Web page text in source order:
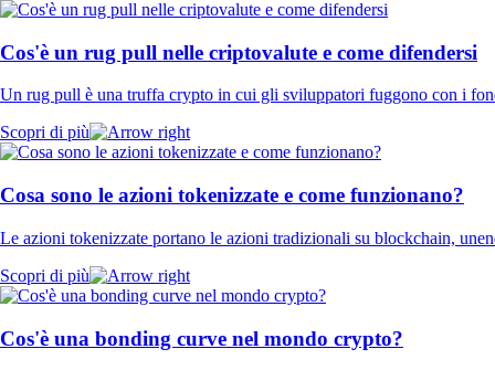
Cos'è un rug pull nelle criptovalute e come difendersi
Un rug pull è una truffa crypto in cui gli sviluppatori fuggono con i
Scopri di più
Cosa sono le azioni tokenizzate e come funzionano?
Le azioni tokenizzate portano le azioni tradizionali su blockchain,
Scopri di più
Cos'è una bonding curve nel mondo crypto?